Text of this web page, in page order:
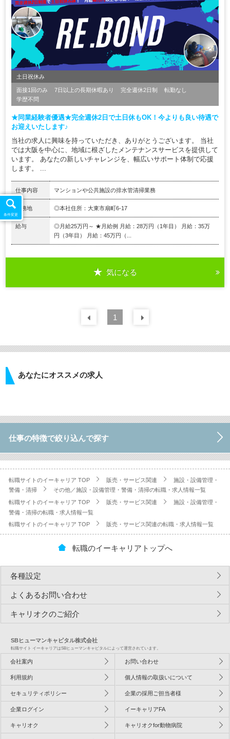
土日祝休み
面接1回のみ 7日以上の長期休暇あり 完全週休2日制
転勤なし
学歴不問
★同業経験者優遇★完全週休2日で土日休もOK！今よりも良い待遇で
お迎えいたします♪
当社の求人に興味を持っていただき、ありがとうございます。 当社
では大阪を中心に、地域に根ざしたメンテナンスサービスを提供して
います。 あなたの新しいチャレンジを、幅広いサポート体制で応援
します。 ...
仕事内容 マンションや公共施設の排水管清掃業務
勤務地 ◎本社住所：大東市扇町6-17
給与
◎月給25万円～ ★月給例 月給：28万円（1年目） 月給：35万
円（3年目） 月給：45万円（...
気になる
前の 件
1
あなたにオススメの求人
仕事の特徴で絞り込んで探す
転職サイトのイーキャリア TOP 販売・サービス関連
施設・設備管理・
警備・清掃
その他／施設・設備管理・警備・清掃の転職・求人情報一覧
転職サイトのイーキャリア TOP 販売・サービス関連
施設・設備管理・
警備・清掃の転職・求人情報一覧
転職サイトのイーキャリア TOP
販売・サービス関連の転職・求人情報一覧
条件変更
転職のイーキャリアトップへ
各種設定
よくあるお問い合わせ
キャリオクのご紹介
SBヒューマンキャピタル株式会社
転職サイト イーキャリアはSBヒューマンキャピタルによって運営されています。
会社案内 お問い合わせ
利用規約 個人情報の取扱いについて
セキュリティポリシー 企業の採用ご担当者様
企業ログイン イーキャリアFA
キャリオク キャリオクfor動物病院